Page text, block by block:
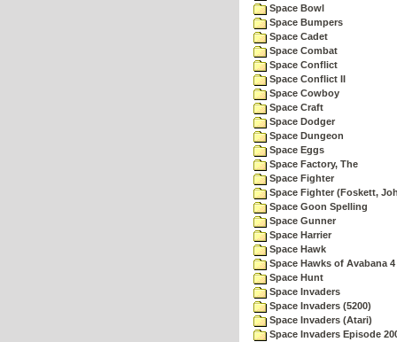
Space Bowl
Space Bumpers
Space Cadet
Space Combat
Space Conflict
Space Conflict II
Space Cowboy
Space Craft
Space Dodger
Space Dungeon
Space Eggs
Space Factory, The
Space Fighter
Space Fighter (Foskett,
Space Goon Spelling
Space Gunner
Space Harrier
Space Hawk
Space Hawks of Avabana 4
Space Hunt
Space Invaders
Space Invaders (5200)
Space Invaders (Atari)
Space Invaders Episode